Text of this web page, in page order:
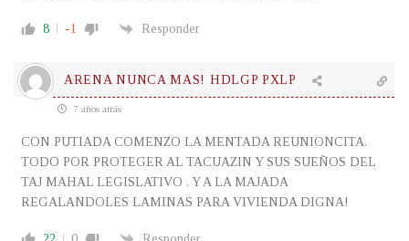
8 -1 Responder
ARENA NUNCA MAS! HDLGP PXLP
7 años atrás
CON PUTIADA COMENZO LA MENTADA REUNIONCITA.
TODO POR PROTEGER AL TACUAZIN Y SUS SUEÑOS DEL
TAJ MAHAL LEGISLATIVO . Y A LA MAJADA
REGALANDOLES LAMINAS PARA VIVIENDA DIGNA!